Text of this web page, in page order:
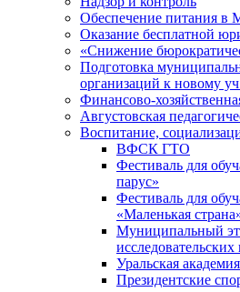
Обеспечение питания
Оказание бесплатной
«Снижение
Подготовка
организаций к новому
Финансово-
Августовская
Воспитание,
ВФСК ГТО
Фестиваль для
парус»
Фестиваль для
«Маленькая
Муниципальный
исследовательских
Уральская
Президентские